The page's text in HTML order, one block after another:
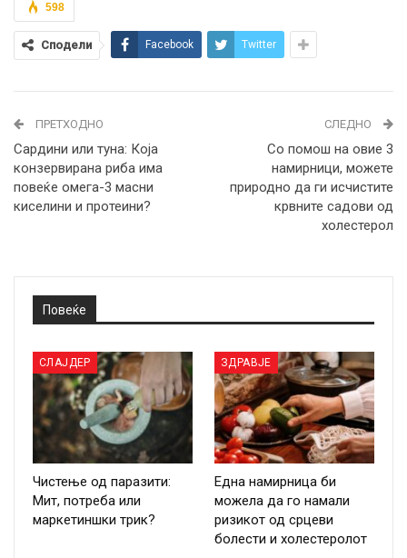
598
Сподели Facebook Twitter
ПРЕТХОДНО
Сардини или туна: Која
конзервирана риба има
повеќе омега-3 масни
киселини и протеини?
СЛЕДНО
Со помош на овие 3
намирници, можете
природно да ги исчистите
крвните садови од
холестерол
Повеќе
СЛАЈДЕР
Чистење од паразити:
Мит, потреба или
маркетиншки трик?
ЗДРАВЈЕ
Една намирница би
можела да го намали
ризикот од срцеви
болести и холестеролот